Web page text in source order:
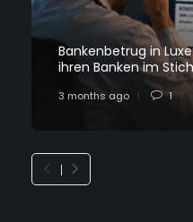
Bankenbetrug in
ihren Banken im
3 months ago 1